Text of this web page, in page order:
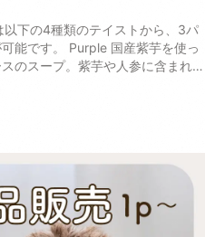
以下の4種類のテイストから、3パ
能です。 Purple 国産紫芋を使っ
のスープ。紫芋や人参に含まれる
目の健康を維持します。 【ヤギ
ムラサキ芋パウダー、ポークパウ
犬の腎臓や尿路の健康を保ちま
かぼちゃパウダー、小豆パウダ
ベリー濃縮果汁、マルトデキスト
然の旨みたっぷり！北海道産昆
プ。パパイヤ酵素や乳酸菌、食物